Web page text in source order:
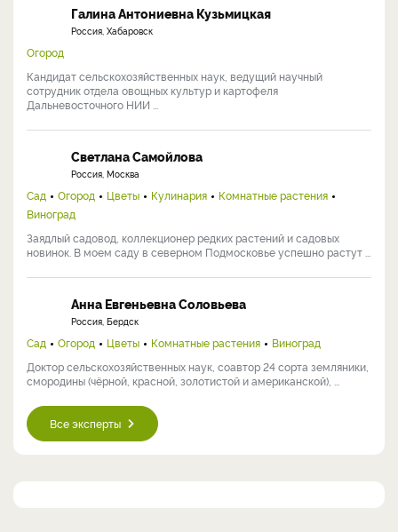
Галина Антониевна Кузьмицкая
Россия, Хабаровск
Огород
Кандидат сельскохозяйственных наук, ведущий научный
сотрудник отдела овощных культур и картофеля
Дальневосточного НИИ ...
Светлана Самойлова
Россия, Москва
Сад Огород Цветы Кулинария
Комнатные растения
Виноград
Заядлый садовод, коллекционер редких растений и садовых
новинок. В моем саду в северном Подмосковье успешно растут ...
Анна Евгеньевна Соловьева
Россия, Бердск
Сад Огород Цветы Комнатные растения
Виноград
Доктор сельскохозяйственных наук, соавтор 24 сорта земляники,
смородины (чёрной, красной, золотистой и американской), ...
Все эксперты